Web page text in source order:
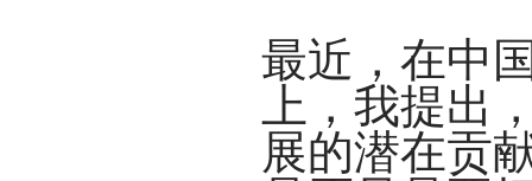
最近，在中
上，我提出
展的潜在贡